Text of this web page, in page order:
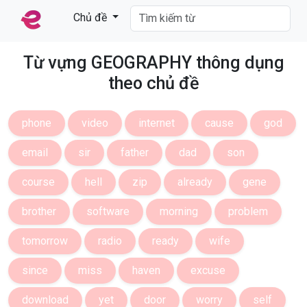
Chủ đề
Từ vựng GEOGRAPHY thông dụng
theo chủ đề
phone video internet cause god
email sir father dad son
course hell zip already gene
brother software morning problem
tomorrow radio ready wife
since miss haven excuse
download yet door worry self